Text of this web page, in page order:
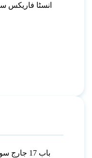
انسٹا فاریکس
باب 17